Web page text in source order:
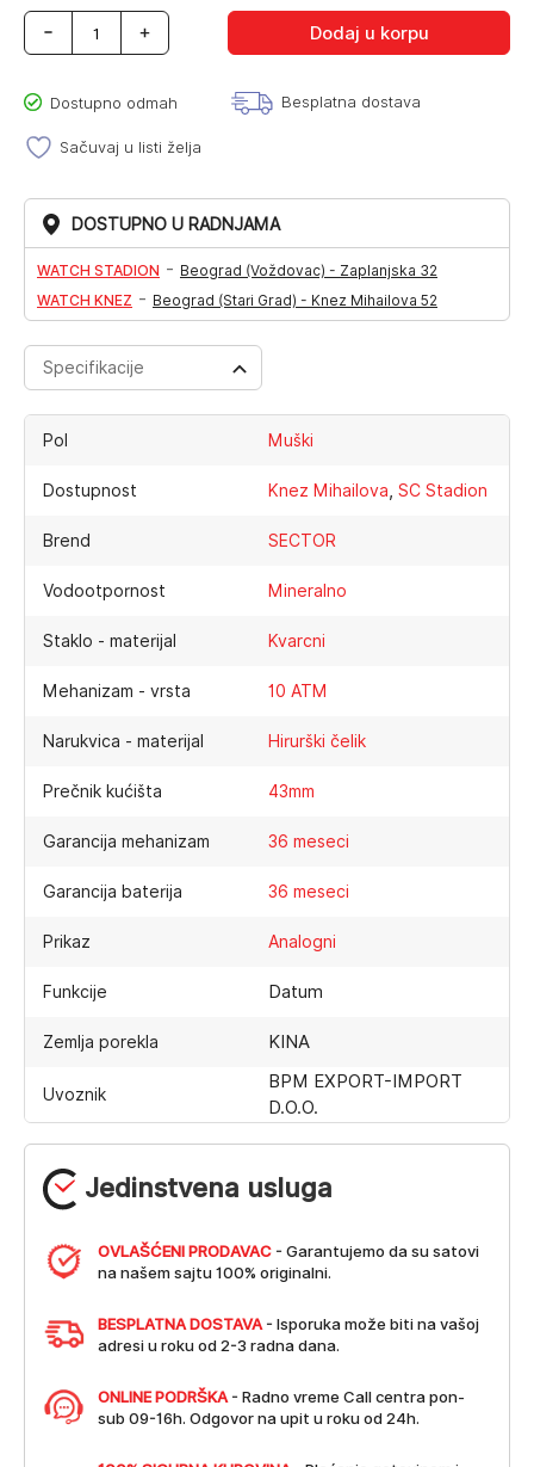
Sector
R3253161058
Dodaj u korpu
Dostupno odmah Besplatna dostava
Sačuvaj u listi želja
DOSTUPNO U RADNJAMA
WATCH STADION - Beograd (Voždovac) - Zaplanjska 32
WATCH KNEZ - Beograd (Stari Grad) - Knez Mihailova 52
Jedinstvena usluga
OVLAŠĆENI PRODAVAC - Garantujemo da su satovi
na našem sajtu 100% originalni.
BESPLATNA DOSTAVA - Isporuka može biti na vašoj
adresi u roku od 2-3 radna dana.
ONLINE PODRŠKA - Radno vreme Call centra pon-
sub 09-16h. Odgovor na upit u roku od 24h.
Specifikacije
Pol Muški
Dostupnost Knez Mihailova, SC Stadion
Brend SECTOR
Vodootpornost Mineralno
Staklo - materijal Kvarcni
Mehanizam - vrsta 10 ATM
Narukvica - materijal Hirurški čelik
Prečnik kućišta 43mm
Garancija mehanizam 36 meseci
Garancija baterija 36 meseci
Prikaz Analogni
Funkcije Datum
Zemlja porekla KINA
Uvoznik
BPM EXPORT-IMPORT
D.O.O.